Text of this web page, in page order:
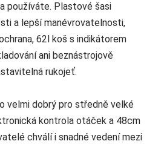
používáte. Plastové šasi
a lepší manévrovatelnosti,
62l koš s indikátorem
ani beznástrojově
rukojeť.
velmi dobrý pro středně velké
kontrola otáček a 48cm
chválí i snadné vedení mezi